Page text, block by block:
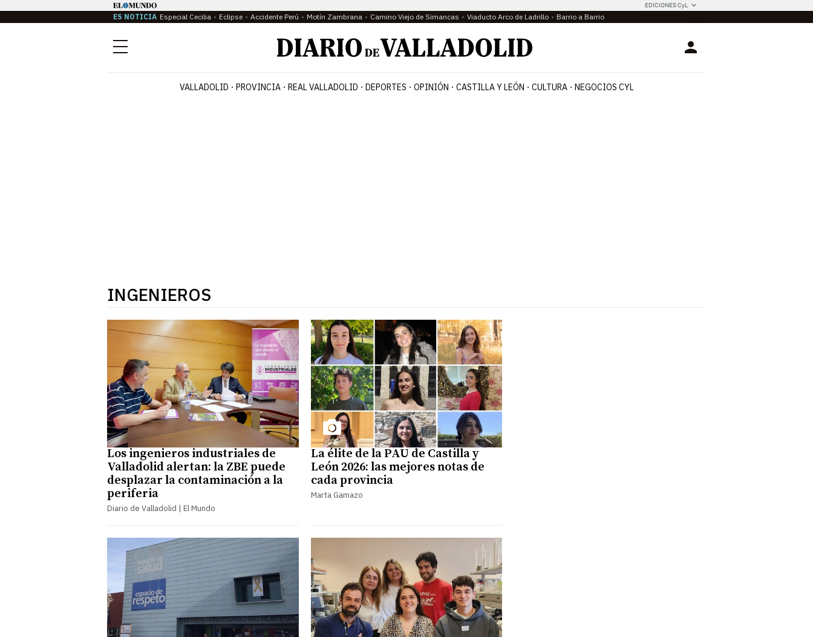
EDICIONES CyL
ES NOTICIA Especial Cecilia Eclipse Accidente Perú Motín Zambrana Camino Viejo de Simancas Viaducto Arco de Ladrillo Barrio a Barrio
Menú Login
VALLADOLID PROVINCIA REAL VALLADOLID DEPORTES OPINIÓN CASTILLA Y LEÓN CULTURA NEGOCIOS CYL
INGENIEROS
Los ingenieros industriales de
Valladolid alertan: la ZBE puede
desplazar la contaminación a la
periferia
Diario de Valladolid | El Mundo
La élite de la PAU de Castilla y
León 2026: las mejores notas de
cada provincia
Marta Gamazo